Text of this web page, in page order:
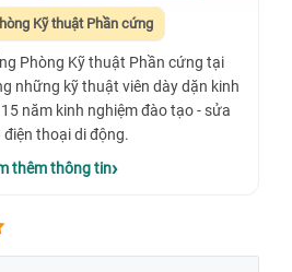
Kỹ thuật Phần cứng
Phòng Kỹ thuật Phần cứng tại
những kỹ thuật viên dày dặn kinh
năm kinh nghiệm đào tạo - sửa
điện thoại di động.
thêm thông tin